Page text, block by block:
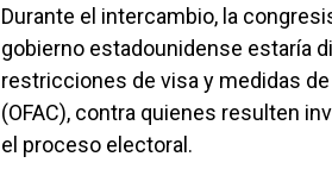
Durante el intercambio, la
gobierno estadounidense estaría
restricciones de visa y medidas
(OFAC), contra quienes resulten
el proceso electoral.